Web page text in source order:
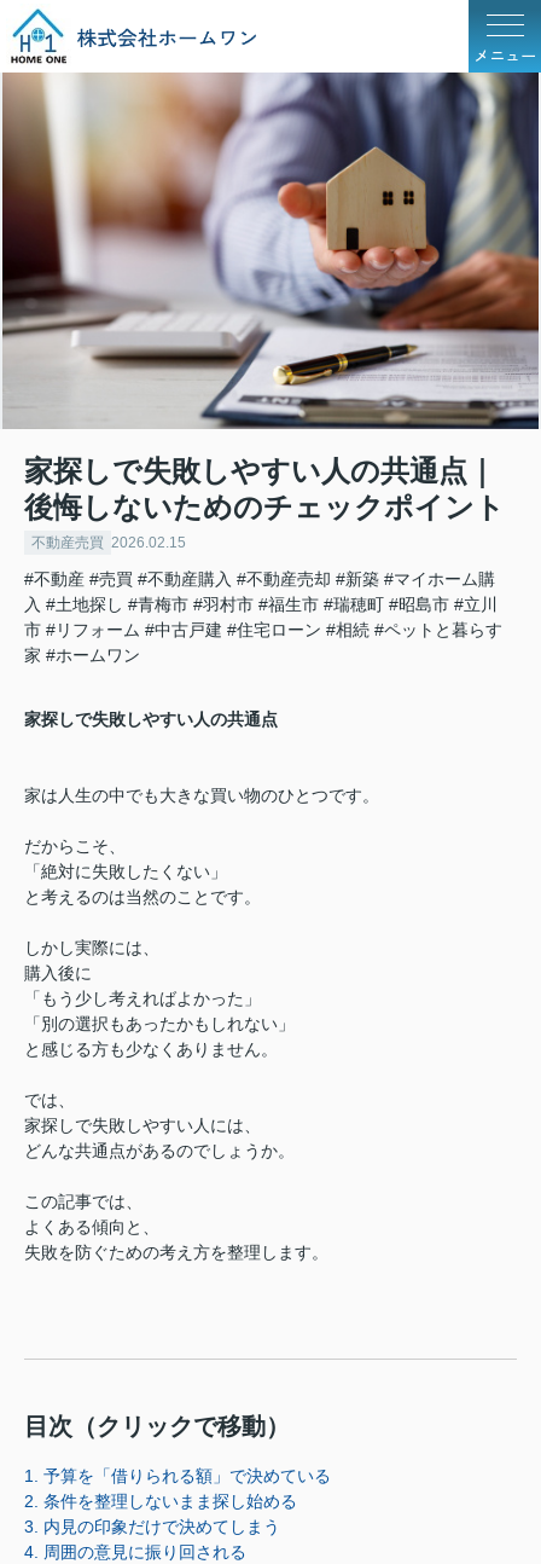
メニュー
家探しで失敗しやすい人の共通点｜
後悔しないためのチェックポイント
不動産売買 2026.02.15
#不動産 #売買 #不動産購入 #不動産売却 #新築 #マイホーム購
入 #土地探し #青梅市 #羽村市 #福生市 #瑞穂町 #昭島市 #立川
市 #リフォーム #中古戸建 #住宅ローン #相続 #ペットと暮らす
家 #ホームワン
家探しで失敗しやすい人の共通点
家は人生の中でも大きな買い物のひとつです。
だからこそ、
「絶対に失敗したくない」
と考えるのは当然のことです。
しかし実際には、
購入後に
「もう少し考えればよかった」
「別の選択もあったかもしれない」
と感じる方も少なくありません。
では、
家探しで失敗しやすい人には、
どんな共通点があるのでしょうか。
この記事では、
よくある傾向と、
失敗を防ぐための考え方を整理します。
目次（クリックで移動）
1. 予算を「借りられる額」で決めている
2. 条件を整理しないまま探し始める
3. 内見の印象だけで決めてしまう
4. 周囲の意見に振り回される